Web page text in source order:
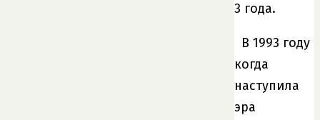
3 года.
В 1993 году
когда
наступила
эра